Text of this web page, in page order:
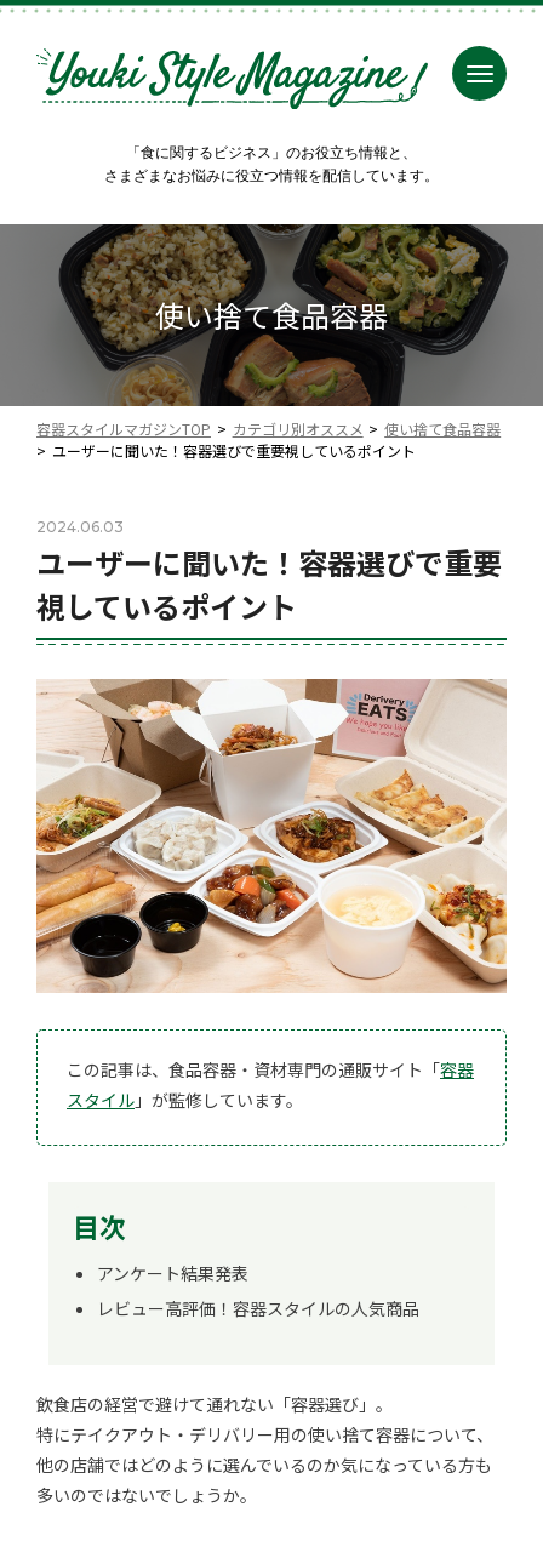
「食に関するビジネス」のお役立ち情報と、
さまざまなお悩みに役立つ情報を配信しています。
使い捨て食品容器
容器スタイルマガジンTOP カテゴリ別オススメ
使い捨て食品容器
ユーザーに聞いた！容器選びで重要視しているポイント
2024.06.03
ユーザーに聞いた！容器選びで重要
視しているポイント
この記事は、食品容器・資材専門の通販サイト「容器
スタイル 」が監修しています。
目次
アンケート結果発表
レビュー高評価！容器スタイルの人気商品
飲食店の経営で避けて通れない「容器選び」。
特にテイクアウト・デリバリー用の使い捨て容器について、
他の店舗ではどのように選んでいるのか気になっている方も
多いのではないでしょうか。